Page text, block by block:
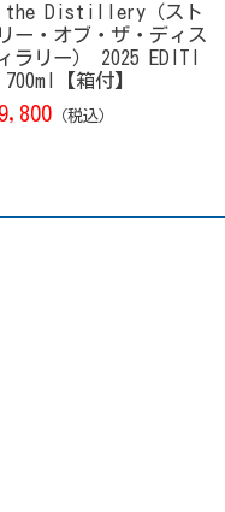
Distillery（スト
ー・オブ・ザ・ディス
ラリー） 2025 EDITI
700ml【箱付】
（税込）